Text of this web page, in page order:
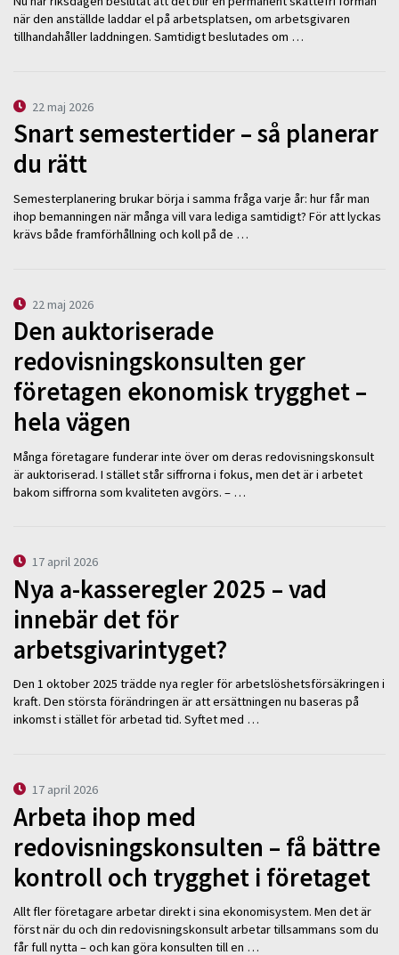
när den anställde laddar el på arbetsplatsen, om arbetsgivaren
tillhandahåller laddningen. Samtidigt beslutades om …
22 maj 2026
Snart semestertider – så planerar
du rätt
Semesterplanering brukar börja i samma fråga varje år: hur får man
ihop bemanningen när många vill vara lediga samtidigt? För att lyckas
krävs både framförhållning och koll på de …
22 maj 2026
Den auktoriserade
redovisningskonsulten ger
företagen ekonomisk trygghet –
hela vägen
Många företagare funderar inte över om deras redovisningskonsult
är auktoriserad. I stället står siffrorna i fokus, men det är i arbetet
bakom siffrorna som kvaliteten avgörs. – …
17 april 2026
Nya a-kasseregler 2025 – vad
innebär det för
arbetsgivarintyget?
Den 1 oktober 2025 trädde nya regler för arbetslöshetsförsäkringen i
kraft. Den största förändringen är att ersättningen nu baseras på
inkomst i stället för arbetad tid. Syftet med …
17 april 2026
Arbeta ihop med
redovisningskonsulten – få bättre
kontroll och trygghet i företaget
Allt fler företagare arbetar direkt i sina ekonomisystem. Men det är
först när du och din redovisningskonsult arbetar tillsammans som du
får full nytta – och kan göra konsulten till en …